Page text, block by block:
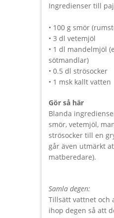
Ingredienser till
• 100 g smör
• 3 dl vetemjöl
• 1 dl mandelmjöl
sötmandlar)
• 0.5 dl strösocker
• 1 msk kallt vatten
Gör så här
Blanda
smör, vetemjöl,
strösocker till en
går även utmärkt
matberedare).
Samla degen:
Tillsätt vattnet och
ihop degen så att